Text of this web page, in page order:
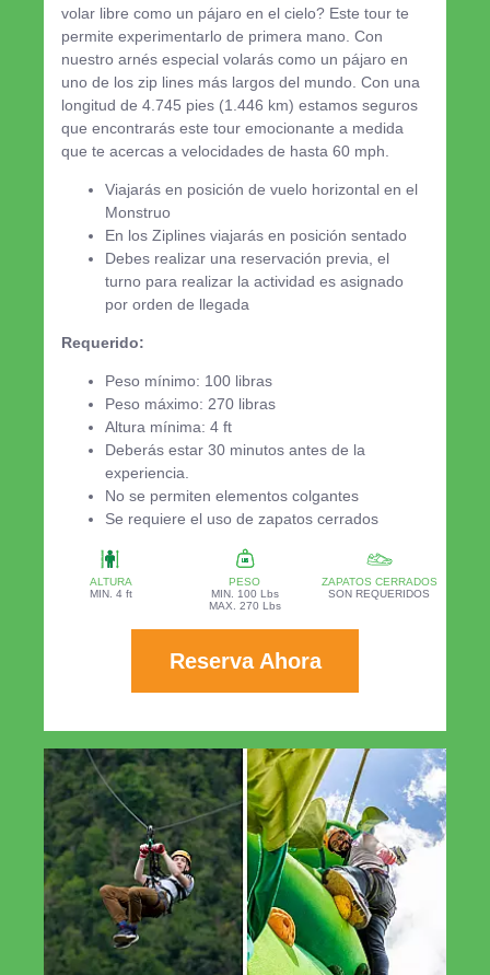
volar libre como un pájaro en el cielo? Este tour te
permite experimentarlo de primera mano. Con
nuestro arnés especial volarás como un pájaro en
uno de los zip lines más largos del mundo. Con una
longitud de 4.745 pies (1.446 km) estamos seguros
que encontrarás este tour emocionante a medida
que te acercas a velocidades de hasta 60 mph.
Viajarás en posición de vuelo horizontal en el
Monstruo
En los Ziplines viajarás en posición sentado
Debes realizar una reservación previa, el
turno para realizar la actividad es asignado
por orden de llegada
Requerido:
Peso mínimo: 100 libras
Peso máximo: 270 libras
Altura mínima: 4 ft
Deberás estar 30 minutos antes de la
experiencia.
No se permiten elementos colgantes
Se requiere el uso de zapatos cerrados
ALTURA
MIN. 4 ft
PESO
MIN. 100 Lbs
MAX. 270 Lbs
ZAPATOS CERRADOS
SON REQUERIDOS
Reserva Ahora